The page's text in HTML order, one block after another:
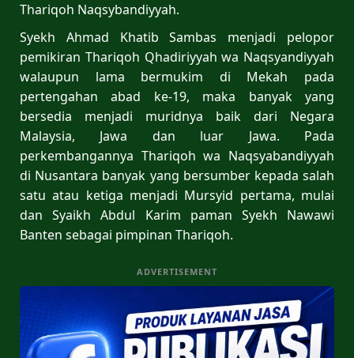
Thariqoh Naqsybandiyyah.
Syekh Ahmad Khatib Sambas menjadi pelopor
pemikiran Thariqoh Qhadiriyyah wa Naqsyandiyyah
walaupun lama bermukim di Mekah pada
pertengahan abad ke-19, maka banyak yang
bersedia menjadi muridnya baik dari Negara
Malaysia, Jawa dan luar Jawa. Pada
perkembangannya Thariqoh wa Naqsyabandiyyah
di Nusantara banyak yang bersumber kepada salah
satu atau ketiga menjadi Mursyid pertama, mulai
dan Syaikh Abdul Karim paman Syekh Nawawi
Banten sebagai pimpinan Thariqoh.
ADVERTISEMENT